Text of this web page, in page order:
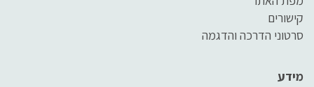
קישורים
סרטוני הדרכה והדגמה
מידע